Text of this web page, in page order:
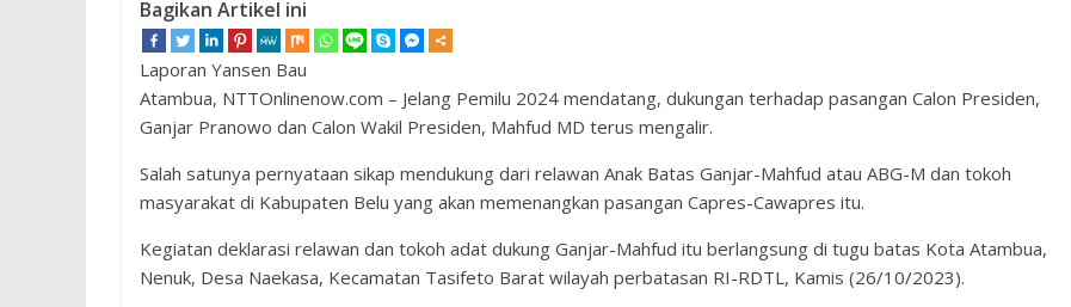
Bagikan Artikel ini
Laporan Yansen Bau
Atambua, NTTOnlinenow.com – Jelang Pemilu 2024 mendatang, dukungan terhadap pasangan Calon Presiden,
Ganjar Pranowo dan Calon Wakil Presiden, Mahfud MD terus mengalir.
Salah satunya pernyataan sikap mendukung dari relawan Anak Batas Ganjar-Mahfud atau ABG-M dan tokoh
masyarakat di Kabupaten Belu yang akan memenangkan pasangan Capres-Cawapres itu.
Kegiatan deklarasi relawan dan tokoh adat dukung Ganjar-Mahfud itu berlangsung di tugu batas Kota Atambua,
Nenuk, Desa Naekasa, Kecamatan Tasifeto Barat wilayah perbatasan RI-RDTL, Kamis (26/10/2023).